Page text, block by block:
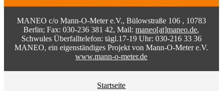
MANEO c/o Mann-O-Meter e.V., Bülowstraße 106 , 10783
Berlin; Fax: 030-236 381 42, Mail:maneo[at]maneo.de,
Schwules Überfalltelefon: tägl.17-19 Uhr: 030-216 33 36
MANEO, ein eigenständiges Projekt von Mann-O-Meter e.V.
www.mann-o-meter.de
Startseite